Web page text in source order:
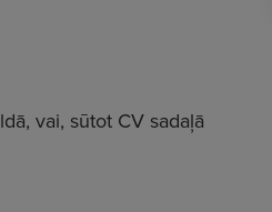
vai, sūtot CV sadaļā